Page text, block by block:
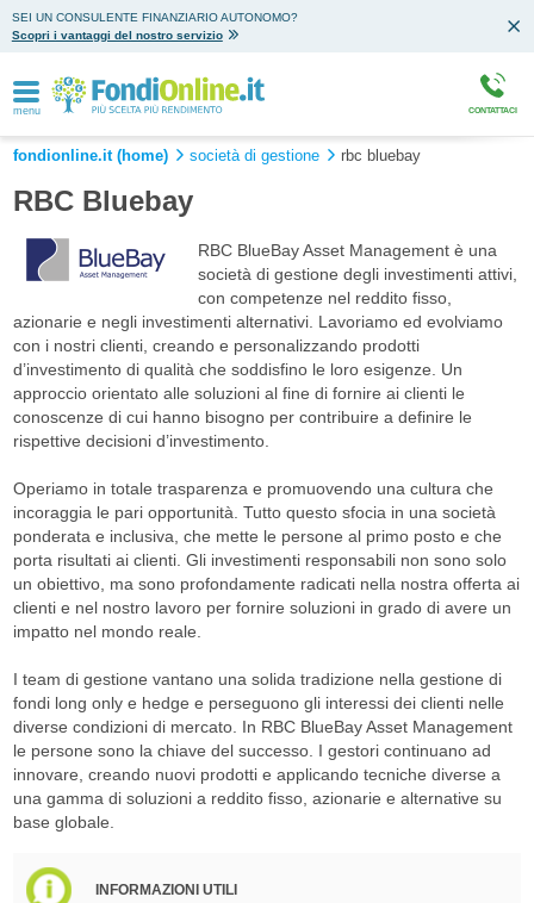
SEI UN CONSULENTE FINANZIARIO AUTONOMO?
Scopri i vantaggi del nostro servizio
menu CONTATTACI
fondionline.it (home) società di gestione rbc bluebay
RBC Bluebay
RBC BlueBay Asset Management è una
società di gestione degli investimenti attivi,
con competenze nel reddito fisso,
azionarie e negli investimenti alternativi. Lavoriamo ed evolviamo
con i nostri clienti, creando e personalizzando prodotti
d’investimento di qualità che soddisfino le loro esigenze. Un
approccio orientato alle soluzioni al fine di fornire ai clienti le
conoscenze di cui hanno bisogno per contribuire a definire le
rispettive decisioni d’investimento.
Operiamo in totale trasparenza e promuovendo una cultura che
incoraggia le pari opportunità. Tutto questo sfocia in una società
ponderata e inclusiva, che mette le persone al primo posto e che
porta risultati ai clienti. Gli investimenti responsabili non sono solo
un obiettivo, ma sono profondamente radicati nella nostra offerta ai
clienti e nel nostro lavoro per fornire soluzioni in grado di avere un
impatto nel mondo reale.
I team di gestione vantano una solida tradizione nella gestione di
fondi long only e hedge e perseguono gli interessi dei clienti nelle
diverse condizioni di mercato. In RBC BlueBay Asset Management
le persone sono la chiave del successo. I gestori continuano ad
innovare, creando nuovi prodotti e applicando tecniche diverse a
una gamma di soluzioni a reddito fisso, azionarie e alternative su
base globale.
INFORMAZIONI UTILI